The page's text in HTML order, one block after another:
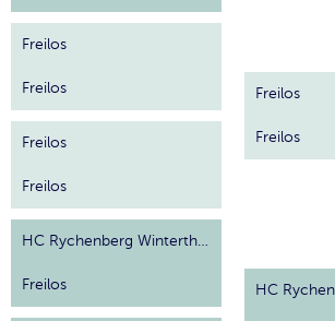
Freilos
Freilos
Freilos
Freilos
HC Rychenberg Winterthur
Freilos
Freilos
Freilos